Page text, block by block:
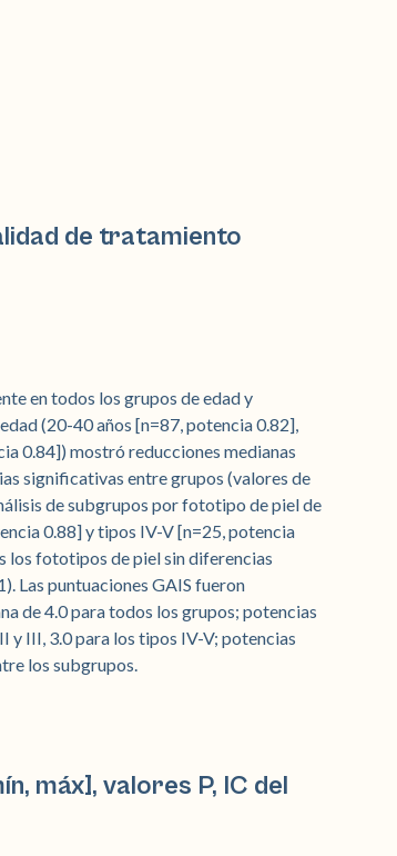
de tratamiento
en todos los grupos de edad y
(20-40 años [n=87, potencia 0.82],
0.84]) mostró reducciones medianas
significativas entre grupos (valores de
de subgrupos por fototipo de piel de
0.88] y tipos IV-V [n=25, potencia
los fototipos de piel sin diferencias
Las puntuaciones GAIS fueron
de 4.0 para todos los grupos; potencias
y III, 3.0 para los tipos IV-V; potencias
los subgrupos.
máx], valores P, IC del